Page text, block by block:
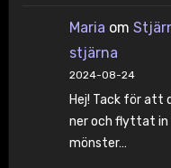
Maria om
stjärna
2024-08-24
Hej! Tack för att
ner och flyttat in
mönster…